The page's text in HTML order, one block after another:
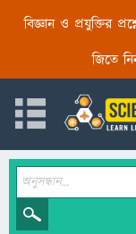
বিজ্ঞান ও প্রযুক্তির
জিতে